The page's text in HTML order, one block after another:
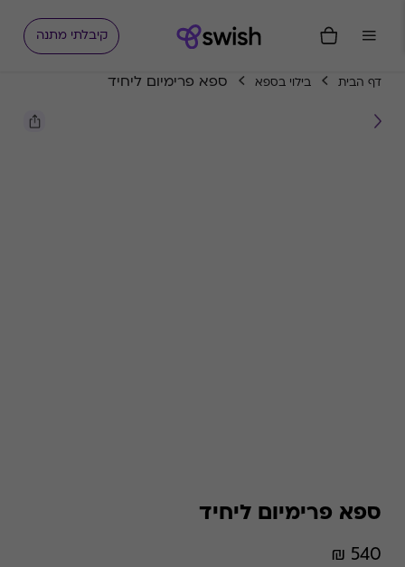
קיבלתי מתנה
דף הבית בילוי בספא ספא פרימיום ליחיד
ספא פרימיום ליחיד
540 ₪